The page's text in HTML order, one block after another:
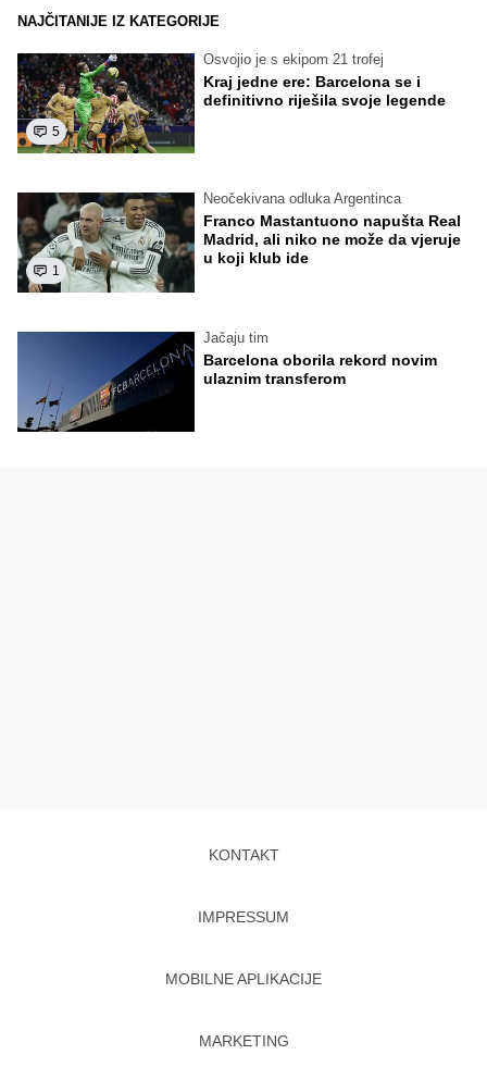
NAJČITANIJE IZ KATEGORIJE
5
Osvojio je s ekipom 21 trofej
Kraj jedne ere: Barcelona se i
definitivno riješila svoje legende
1
Neočekivana odluka Argentinca
Franco Mastantuono napušta Real
Madrid, ali niko ne može da vjeruje
u koji klub ide
Jačaju tim
Barcelona oborila rekord novim
ulaznim transferom
KONTAKT
IMPRESSUM
MOBILNE APLIKACIJE
MARKETING